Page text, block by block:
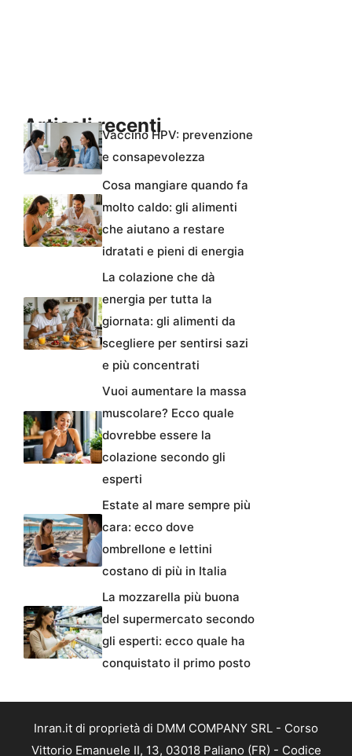
Articoli recentiVaccino HPV: prevenzione
e consapevolezza
Cosa mangiare quando fa
molto caldo: gli alimenti
che aiutano a restare
idratati e pieni di energia
La colazione che dà
energia per tutta la
giornata: gli alimenti da
scegliere per sentirsi sazi
e più concentrati
Vuoi aumentare la massa
muscolare? Ecco quale
dovrebbe essere la
colazione secondo gli
esperti
Estate al mare sempre più
cara: ecco dove
ombrellone e lettini
costano di più in Italia
La mozzarella più buona
del supermercato secondo
gli esperti: ecco quale ha
conquistato il primo posto
Inran.it di proprietà di DMM COMPANY SRL - Corso
Vittorio Emanuele II, 13, 03018 Paliano (FR) - Codice